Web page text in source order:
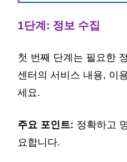
1단계: 정보 수집
첫 번째 단계는 필요한
센터의 서비스 내용, 이
세요.
주요 포인트: 정확하고
요합니다.